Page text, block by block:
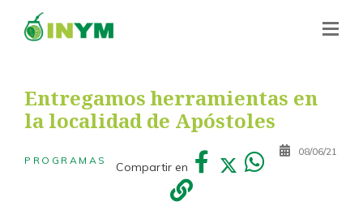
Entregamos herramientas en
la localidad de Apóstoles
08/06/21
PROGRAMAS Compartir en